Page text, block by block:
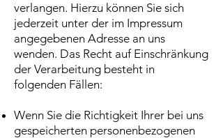
verlangen. Hierzu können Sie sich
jederzeit unter der im Impressum
angegebenen Adresse an uns
wenden. Das Recht auf Einschränkung
der Verarbeitung besteht in
folgenden Fällen:
Wenn Sie die Richtigkeit Ihrer bei uns
gespeicherten personenbezogenen